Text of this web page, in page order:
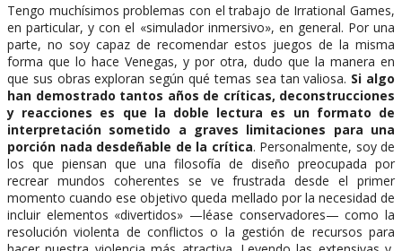
Tengo muchísimos problemas con el trabajo de Irrational Games,
en particular, y con el «simulador inmersivo», en general. Por una
parte, no soy capaz de recomendar estos juegos de la misma
forma que lo hace Venegas, y por otra, dudo que la manera en
que sus obras exploran según qué temas sea tan valiosa. Si algo
han demostrado tantos años de críticas, deconstrucciones
y reacciones es que la doble lectura es un formato de
interpretación sometido a graves limitaciones para una
porción nada desdeñable de la crítica. Personalmente, soy de
los que piensan que una filosofía de diseño preocupada por
recrear mundos coherentes se ve frustrada desde el primer
momento cuando ese objetivo queda mellado por la necesidad de
incluir elementos «divertidos» —léase conservadores— como la
resolución violenta de conflictos o la gestión de recursos para